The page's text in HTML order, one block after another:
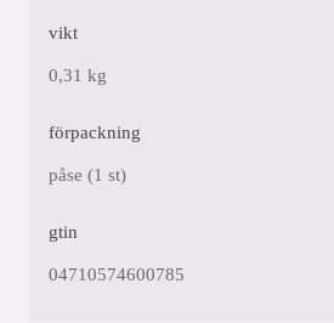
vikt
0,31 kg
förpackning
påse (1 st)
gtin
04710574600785